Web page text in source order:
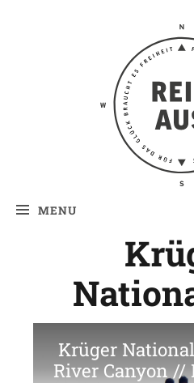
Reis'
MENU
Krüger
River Canyon //